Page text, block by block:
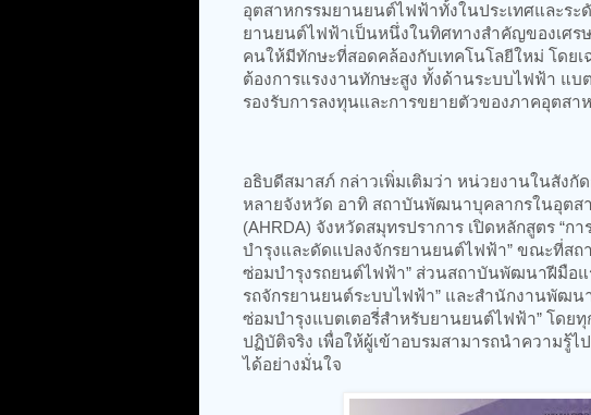
อุตสาหกรรมยานยนต์ไฟฟ้าทั้งในประเทศและร
ยานยนต์ไฟฟ้าเป็นหนึ่งในทิศทางสำคัญของเศร
คนให้มีทักษะที่สอดคล้องกับเทคโนโลยีใหม่ โดย
ต้องการแรงงานทักษะสูง ทั้งด้านระบบไฟฟ้า แบ
รองรับการลงทุนและการขยายตัวของภาคอุตสา
อธิบดีสมาสภ์ กล่าวเพิ่มเติมว่า หน่วยงานในสัง
หลายจังหวัด อาทิ สถาบันพัฒนาบุคลากรในอุต
(AHRDA) จังหวัดสมุทรปราการ เปิดหลักสูตร “
บำรุงและดัดแปลงจักรยานยนต์ไฟฟ้า” ขณะที่สถ
ซ่อมบำรุงรถยนต์ไฟฟ้า” ส่วนสถาบันพัฒนาฝีมือแ
รถจักรยานยนต์ระบบไฟฟ้า” และสำนักงานพัฒน
ซ่อมบำรุงแบตเตอรี่สำหรับยานยนต์ไฟฟ้า” โดย
ปฏิบัติจริง เพื่อให้ผู้เข้าอบรมสามารถนำความรู้
ได้อย่างมั่นใจ